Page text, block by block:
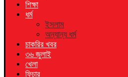
শিক্ষা
ধর্ম
ইসলাম
অন্যান্য ধর্ম
চাকরির খবর
৩৬ জুলাই
খেলা
ফিচার